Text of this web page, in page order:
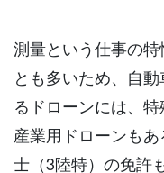
測量という仕事の
とも多いため、自
るドローンには、
産業用ドローンも
士（3陸特）の免許